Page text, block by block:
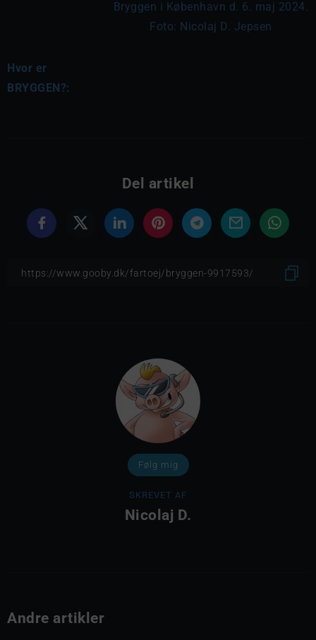
Bryggen i København d. 6. maj 2024.
Foto: Nicolaj D. Jepsen
Hvor er
BRYGGEN?:
Del artikel
Følg mig
SKREVET AF
Nicolaj D.
Andre artikler